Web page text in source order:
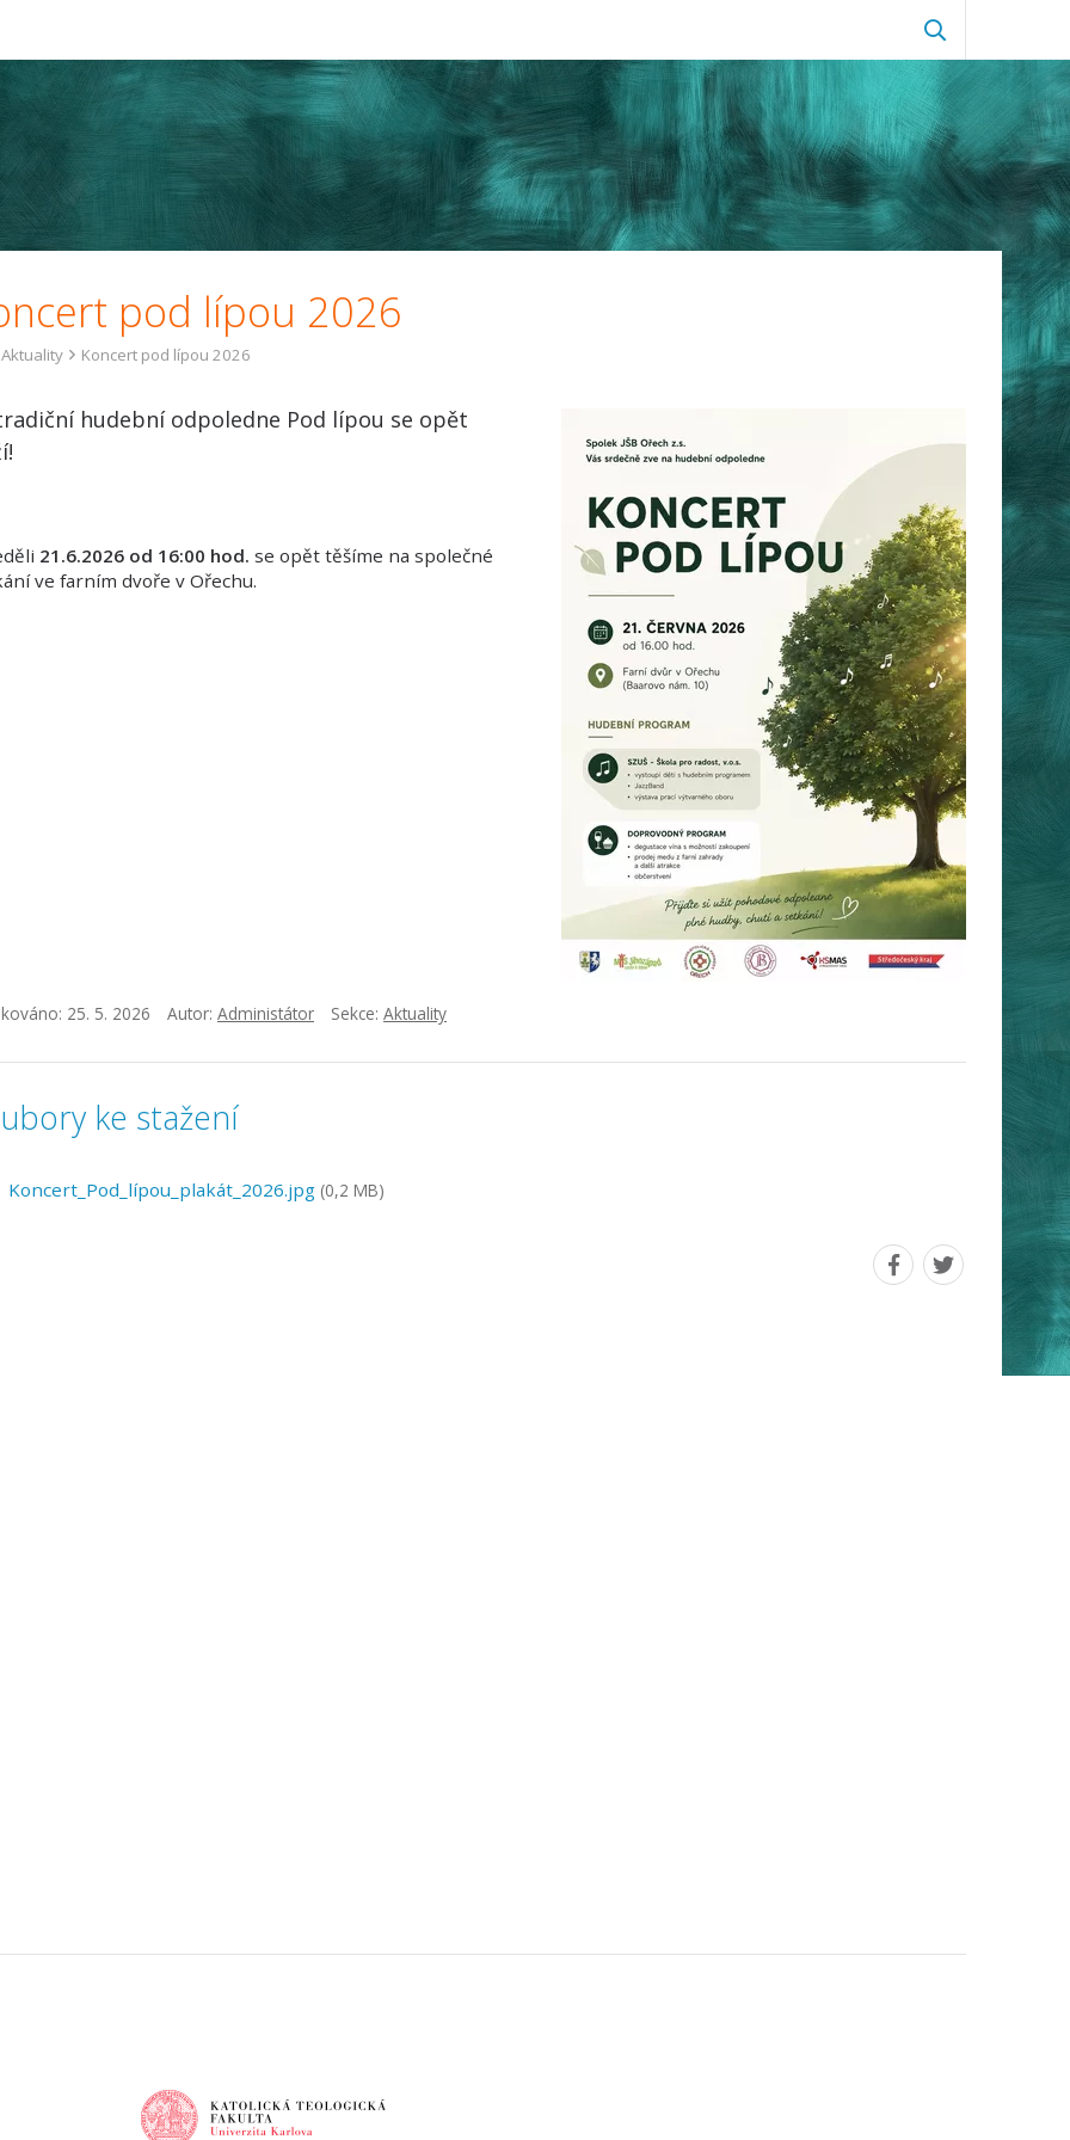
Zobrazit
vyhledávání
pod lípou 2026
Aktuality Koncert pod lípou 2026
hudební odpoledne Pod lípou se opět
21.6.2026 od 16:00 hod. se opět těšíme na společné
ve farním dvoře v Ořechu.
25. 5. 2026 Autor: Administátor Sekce: Aktuality
ke stažení
Koncert_Pod_lípou_plakát_2026.jpg (0,2 MB)
NavštivteNavštivte